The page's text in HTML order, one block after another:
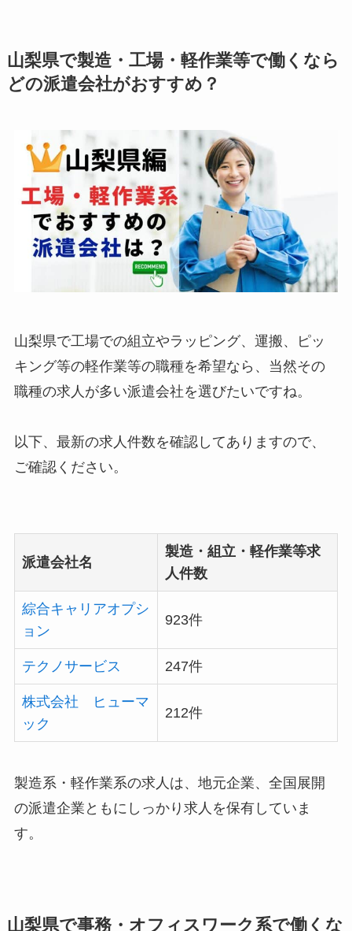
山梨県で製造・工場・軽作業等で働くなら
どの派遣会社がおすすめ？
山梨県で工場での組立やラッピング、運搬、ピッ
キング等の軽作業等の職種を希望なら、当然その
職種の求人が多い派遣会社を選びたいですね。
以下、最新の求人件数を確認してありますので、
ご確認ください。
派遣会社名
製造・組立・軽作業等求
人件数
綜合キャリアオプシ
ョン
923件
テクノサービス 247件
株式会社 ヒューマ
ック
212件
製造系・軽作業系の求人は、地元企業、全国展開
の派遣企業ともにしっかり求人を保有していま
す。
山梨県で事務・オフィスワーク系で働くな